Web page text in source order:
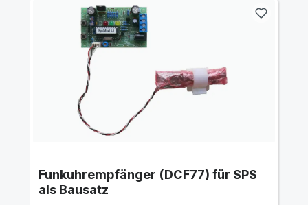
Funkuhrempfänger (DCF77) für SPS
als Bausatz